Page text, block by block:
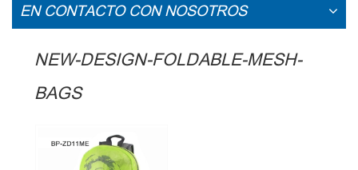
EN CONTACTO CON NOSOTROS
NEW-DESIGN-FOLDABLE-MESH-
BAGS